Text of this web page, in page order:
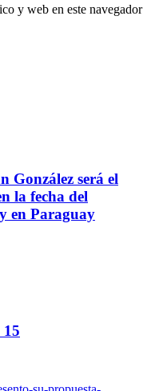
y web en este navegador
González será el
la fecha del
en Paraguay